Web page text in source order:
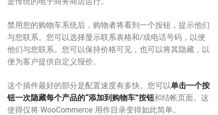
禁用您的购物车系统后，购物者将看到一个按钮，提示他们
与您联系。您可以选择显示联系表格和/或电话号码，以便
他们与您联系。您可以保持价格可见，也可以将其隐藏，以
便为客户提供自定义报价。
这个插件最好的部分是配置速度有多快。您可以单击一个按
钮一次隐藏每个产品的“添加到购物车”按钮和结帐页面。这
使得仅将 WooCommerce 用作目录变得如此简单。